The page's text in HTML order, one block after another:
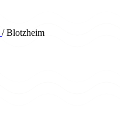
/ Blotzheim